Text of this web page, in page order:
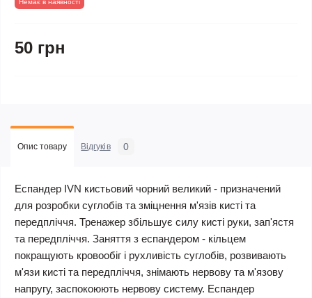
Немає в наявності
50 грн
Опис товару Відгуків 0
Еспандер IVN кистьовий чорний великий - призначений
для розробки суглобів та зміцнення м'язів кисті та
передпліччя. Тренажер збільшує силу кисті руки, зап'ястя
та передпліччя. Заняття з еспандером - кільцем
покращують кровообіг і рухливість суглобів, розвивають
м'язи кисті та передпліччя, знімають нервову та м'язову
напругу, заспокоюють нервову систему. Еспандер